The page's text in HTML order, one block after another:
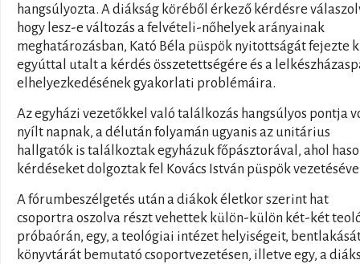
hangsúlyozta. A diákság köréből érkező kérdésre
hogy lesz-e változás a felvételi-nőhelyek arányainak
meghatározásban, Kató Béla püspök nyitottságát fejezte
egyúttal utalt a kérdés összetettségére és a
elhelyezkedésének gyakorlati problémáira.
Az egyházi vezetőkkel való találkozás hangsúlyos pontja
nyílt napnak, a délután folyamán ugyanis az unitárius
hallgatók is találkoztak egyházuk főpásztorával, ahol
kérdéseket dolgoztak fel Kovács István püspök
A fórumbeszélgetés után a diákok életkor szerint hat
csoportra oszolva részt vehettek külön-külön két-két
próbaórán, egy, a teológiai intézet helyiségeit,
könyvtárát bemutató csoportvezetésen, illetve egy, a